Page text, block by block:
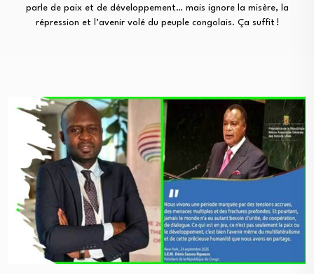
parle de paix et de développement… mais ignore la misère, la
répression et l’avenir volé du peuple congolais. Ça suffit !